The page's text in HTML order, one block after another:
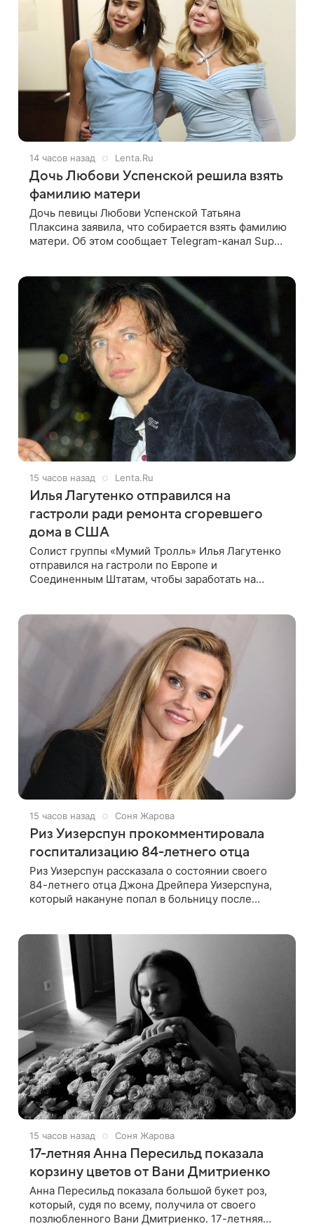
14 часов назад Lenta.Ru
Дочь Любови Успенской решила взять
фамилию матери
Дочь певицы Любови Успенской Татьяна
Плаксина заявила, что собирается взять фамилию
матери. Об этом сообщает Telegram-канал Super.
15 часов назад Lenta.Ru
Илья Лагутенко отправился на
гастроли ради ремонта сгоревшего
дома в США
Солист группы «Мумий Тролль» Илья Лагутенко
отправился на гастроли по Европе и
Соединенным Штатам, чтобы заработать на
15 часов назад Соня Жарова
Риз Уизерспун прокомментировала
госпитализацию 84-летнего отца
Риз Уизерспун рассказала о состоянии своего
84-летнего отца Джона Дрейпера Уизерспуна,
который накануне попал в больницу после
15 часов назад Соня Жарова
17-летняя Анна Пересильд показала
корзину цветов от Вани Дмитриенко
Анна Пересильд показала большой букет роз,
который, судя по всему, получилa от своего
позлюбленного Вани Дмитриенко. 17-летняя